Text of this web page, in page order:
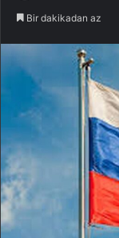
Bir dakikadan az